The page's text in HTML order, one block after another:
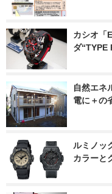
カシオ「
ダ“TYPE
自然エネ
電に＋の
ルミノッ
カラーと